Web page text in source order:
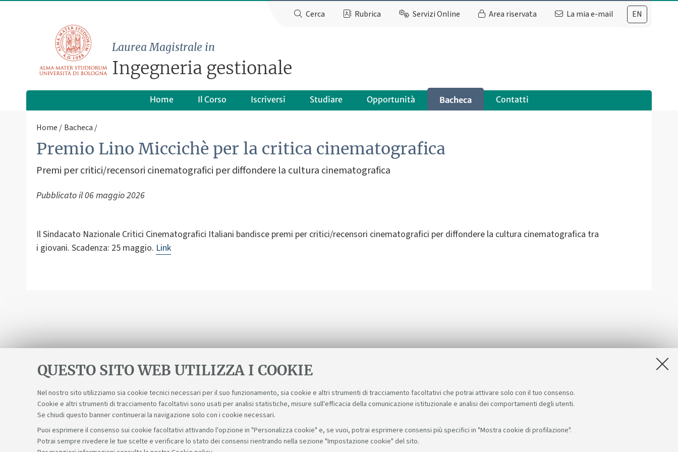
QUESTO SITO WEB UTILIZZA I COOKIE
Nel nostro sito utilizziamo sia cookie tecnici necessari per il suo funzionamento, sia cookie e altri strumenti di tracciamento facoltativi che potrai attivare solo con il tuo consenso.
Cookie e altri strumenti di tracciamento facoltativi sono usati per analisi statistiche, misure sull'efficacia della comunicazione istituzionale e analisi dei comportamenti degli utenti.
Se chiudi questo banner continuerai la navigazione solo con i cookie necessari.
Puoi esprimere il consenso sui cookie facoltativi attivando l'opzione in "Personalizza cookie" e, se vuoi, potrai esprimere consensi più specifici in "Mostra cookie di profilazione".
Potrai sempre rivedere le tue scelte e verificare lo stato dei consensi rientrando nella sezione "Impostazione cookie" del sito.
EN
Cerca Rubrica Servizi Online Area riservata La mia e-mail
Laurea Magistrale in
Ingegneria gestionale
Home Il Corso Iscriversi Studiare Opportunità Bacheca Contatti
Home Bacheca
Premio Lino Miccichè per la critica cinematografica
Premi per critici/recensori cinematografici per diffondere la cultura cinematografica
Pubblicato il06 maggio 2026
Il Sindacato Nazionale Critici Cinematografici Italiani bandisce premi per critici/recensori cinematografici per diffondere la cultura cinematografica tra
i giovani. Scadenza: 25 maggio. Link